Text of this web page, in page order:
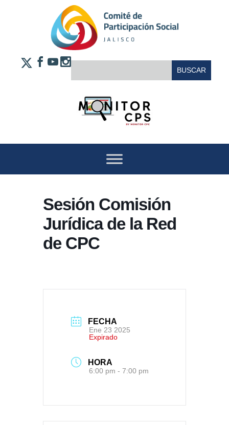
Sesión Comisión
Jurídica de la Red
de CPC
FECHA
Ene 23 2025
Expirado
HORA
6:00 pm - 7:00 pm